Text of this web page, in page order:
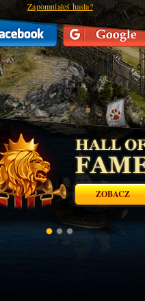
Zapomniałeś hasła?
ZOBACZ